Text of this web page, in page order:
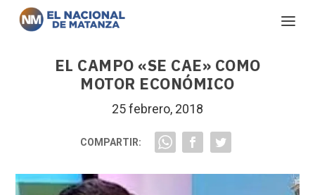
EL CAMPO «SE CAE» COMO
MOTOR ECONÓMICO
25 febrero, 2018
COMPARTIR: